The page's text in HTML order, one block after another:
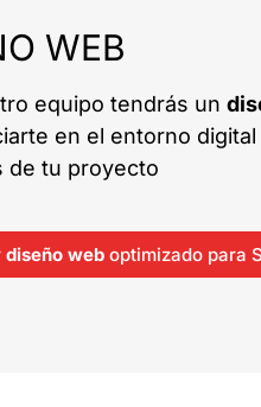
WEB
equipo tendrás un
en el entorno
de tu proyecto
diseño web optimizado para